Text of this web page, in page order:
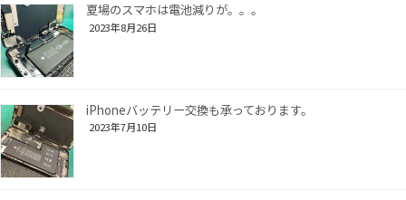
夏場のスマホは電池減りが。。。
2023年8月26日
iPhoneバッテリー交換も承っております。
2023年7月10日